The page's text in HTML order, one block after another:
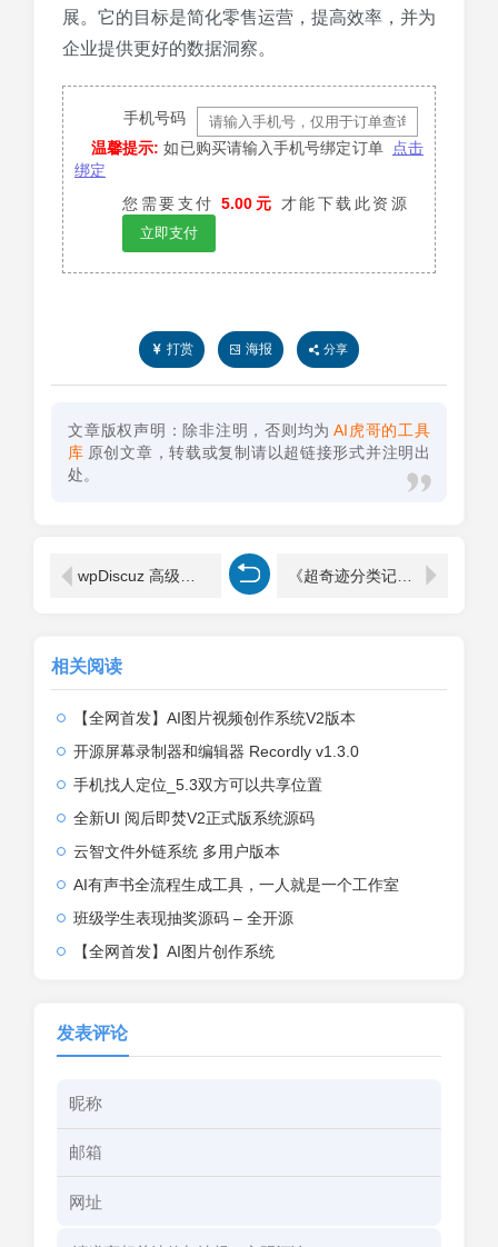
展。它的目标是简化零售运营，提高效率，并为
企业提供更好的数据洞察。
手机号码
温馨提示: 如已购买请输入手机号绑定订单
点击
绑定
您需要支付5.00元 才能下载此资源
立即支付
打赏 海报 分享
文章版权声明：除非注明，否则均为 AI虎哥的工具
库 原创文章，转载或复制请以超链接形式并注明出
处。
wpDiscuz 高级版 v7.6.28 —WordPress 评论插件（+ 附加组件） 《超奇迹分类记15000日语单词》搭讪日本小姐姐就靠这本书了
相关阅读
【全网首发】AI图片视频创作系统V2版本
开源屏幕录制器和编辑器 Recordly v1.3.0
手机找人定位_5.3双方可以共享位置
全新UI 阅后即焚V2正式版系统源码
云智文件外链系统 多用户版本
AI有声书全流程生成工具，一人就是一个工作室
班级学生表现抽奖源码 – 全开源
【全网首发】AI图片创作系统
发表评论